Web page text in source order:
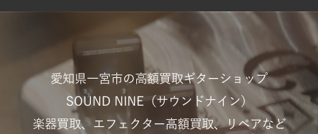
愛知県一宮市の高額買取ギターショップ
SOUND NINE（サウンドナイン）
楽器買取、エフェクター高額買取、リペアなど